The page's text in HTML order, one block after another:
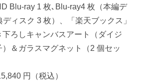
Blu-ray 1 枚､Blu-ray4 枚（本編デ
ィスク 3 枚）、「楽天ブックス」
下ろしキャンバスアート（ダイジ
＆ガラスマグネット（2 個セッ
円（税込）